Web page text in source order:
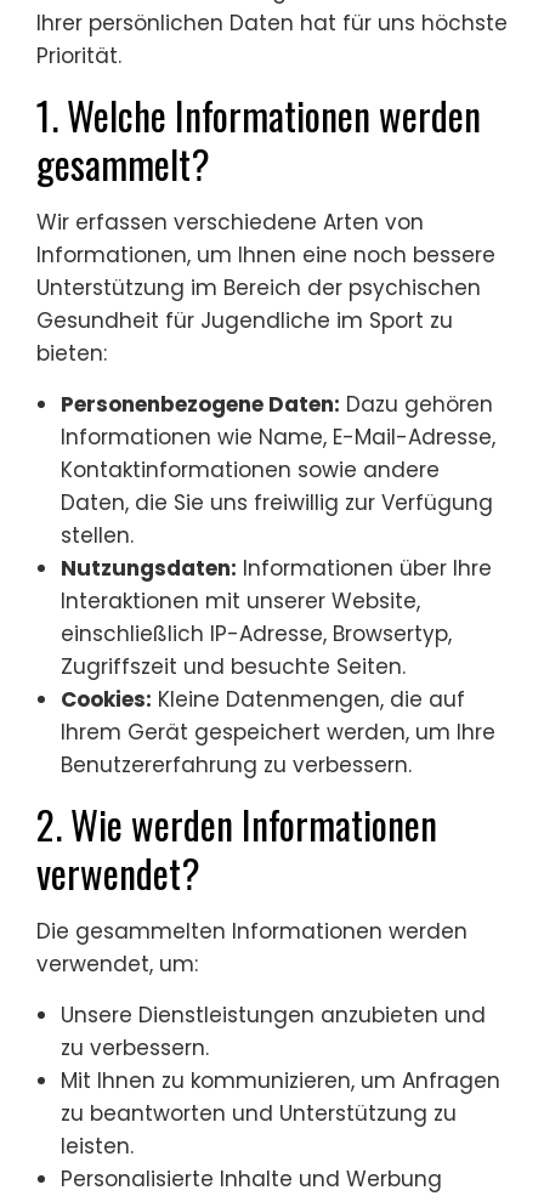
Ihrer persönlichen Daten hat für uns höchste
Priorität.
1. Welche Informationen werden
gesammelt?
Wir erfassen verschiedene Arten von
Informationen, um Ihnen eine noch bessere
Unterstützung im Bereich der psychischen
Gesundheit für Jugendliche im Sport zu
bieten:
Personenbezogene Daten: Dazu gehören
Informationen wie Name, E-Mail-Adresse,
Kontaktinformationen sowie andere
Daten, die Sie uns freiwillig zur Verfügung
stellen.
Nutzungsdaten: Informationen über Ihre
Interaktionen mit unserer Website,
einschließlich IP-Adresse, Browsertyp,
Zugriffszeit und besuchte Seiten.
Cookies: Kleine Datenmengen, die auf
Ihrem Gerät gespeichert werden, um Ihre
Benutzererfahrung zu verbessern.
2. Wie werden Informationen
verwendet?
Die gesammelten Informationen werden
verwendet, um:
Unsere Dienstleistungen anzubieten und
zu verbessern.
Mit Ihnen zu kommunizieren, um Anfragen
zu beantworten und Unterstützung zu
leisten.
Personalisierte Inhalte und Werbung